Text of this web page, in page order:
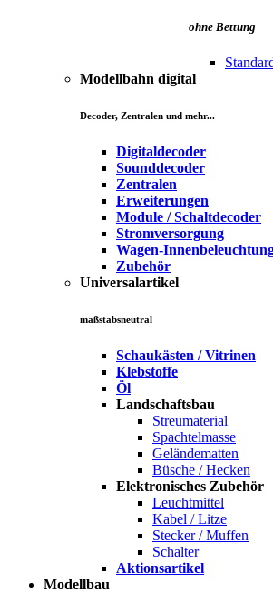
ohne Bettung
Modellbahn digital
Decoder, Zentralen und mehr...
Digitaldecoder
Sounddecoder
Zentralen
Erweiterungen
Module / Schaltdecoder
Stromversorgung
Wagen-
Zubehör
Universalartikel
maßstabsneutral
Schaukästen / Vitrinen
Klebstoffe
Öl
Landschaftsbau
Streumaterial
Spachtelmasse
Geländematten
Büsche / Hecken
Elektronisches Zubehör
Leuchtmittel
Kabel / Litze
Stecker / Muffen
Schalter
Aktionsartikel
Modellbau